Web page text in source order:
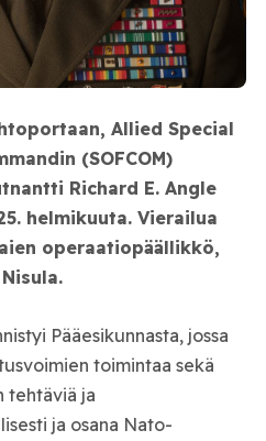
Allied Special
(SOFCOM)
Richard E. Angle
helmikuuta. Vierailua
operaatiopäällikkö,
Pääesikunnasta, jossa
toimintaa sekä
tehtäviä ja
ja osana Nato-